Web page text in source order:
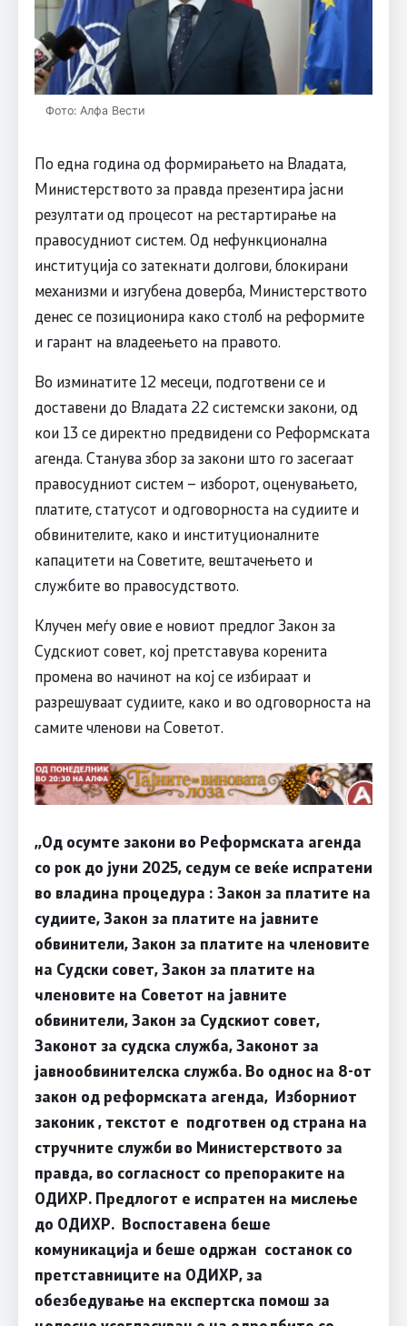
Фото: Алфа Вести
По една година од формирањето на Владата,
Министерството за правда презентира јасни
резултати од процесот на рестартирање на
правосудниот систем. Од нефункционална
институција со затекнати долгови, блокирани
механизми и изгубена доверба, Министерството
денес се позиционира како столб на реформите
и гарант на владеењето на правото.
Во изминатите 12 месеци, подготвени се и
доставени до Владата 22 системски закони, од
кои 13 се директно предвидени со Реформската
агенда. Станува збор за закони што го засегаат
правосудниот систем – изборот, оценувањето,
платите, статусот и одговорноста на судиите и
обвинителите, како и институционалните
капацитети на Советите, вештачењето и
службите во правосудството.
Клучен меѓу овие е новиот предлог Закон за
Судскиот совет, кој претставува коренита
промена во начинот на кој се избираат и
разрешуваат судиите, како и во одговорноста на
самите членови на Советот.
,,Од осумте закони во Реформската агенда
со рок до јуни 2025, седум се веќе испратени
во владина процедура : Закон за платите на
судиите, Закон за платите на јавните
обвинители, Закон за платите на членовите
на Судски совет, Закон за платите на
членовите на Советот на јавните
обвинители, Закон за Судскиот совет,
Законот за судска служба, Законот за
јавнообвинителска служба. Во однос на 8-от
закон од реформската агенда, Изборниот
законик , текстот е подготвен од страна на
стручните служби во Министерството за
правда, во согласност со препораките на
ОДИХР. Предлогот е испратeн на мислење
до ОДИХР. Воспоставена беше
комуникација и беше одржан состанок со
претставниците на ОДИХР, за
обезбедување на експертска помош за